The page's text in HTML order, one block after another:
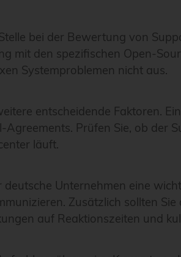
bei der Bewertung von
mit den spezifischen Open-
Systemproblemen nicht aus.
entscheidende Faktoren.
Prüfen Sie, ob der
läuft.
Unternehmen eine
Zusätzlich sollten
auf Reaktionszeiten und